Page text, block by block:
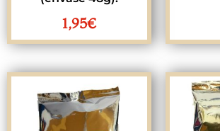
1,95€